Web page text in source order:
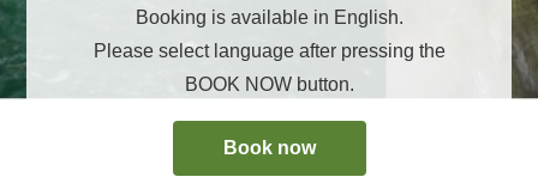
Booking is available in English.
Please select language after pressing the
BOOK NOW button.
Book now